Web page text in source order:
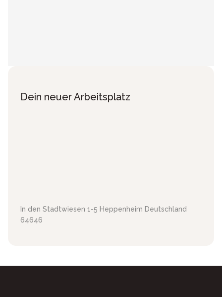
Dein neuer Arbeitsplatz
In den Stadtwiesen 1-5 Heppenheim Deutschland
64646